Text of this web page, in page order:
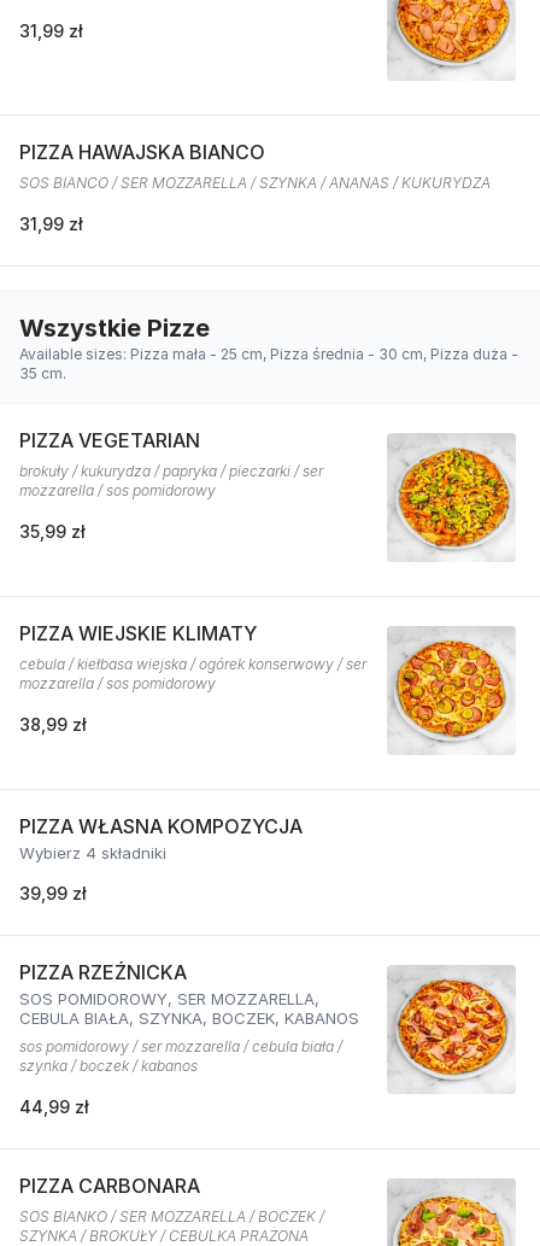
31,99 zł
PIZZA HAWAJSKA BIANCO
SOS BIANCO / SER MOZZARELLA / SZYNKA / ANANAS / KUKURYDZA
31,99 zł
Wszystkie Pizze
Available sizes: Pizza mała - 25 cm, Pizza średnia - 30 cm, Pizza duża -
35 cm.
PIZZA VEGETARIAN
brokuły / kukurydza / papryka / pieczarki / ser
mozzarella / sos pomidorowy
35,99 zł
PIZZA WIEJSKIE KLIMATY
cebula / kiełbasa wiejska / ogórek konserwowy / ser
mozzarella / sos pomidorowy
38,99 zł
PIZZA WŁASNA KOMPOZYCJA
Wybierz 4 składniki
39,99 zł
PIZZA RZEŹNICKA
SOS POMIDOROWY, SER MOZZARELLA,
CEBULA BIAŁA, SZYNKA, BOCZEK, KABANOS
sos pomidorowy / ser mozzarella / cebula biała /
szynka / boczek / kabanos
44,99 zł
PIZZA CARBONARA
SOS BIANKO / SER MOZZARELLA / BOCZEK /
SZYNKA / BROKUŁY / CEBULKA PRAŻONA